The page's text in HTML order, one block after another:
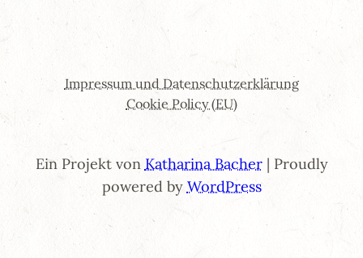
Impressum und Datenschutzerklärung
Cookie Policy (EU)
Ein Projekt von Katharina Bacher| Proudly
powered by WordPress